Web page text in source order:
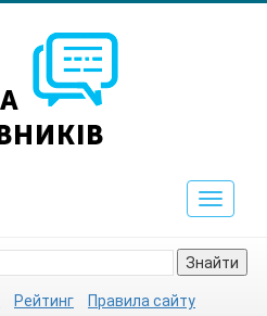
Toggle
Знайти
Рейтинг Правила сайту